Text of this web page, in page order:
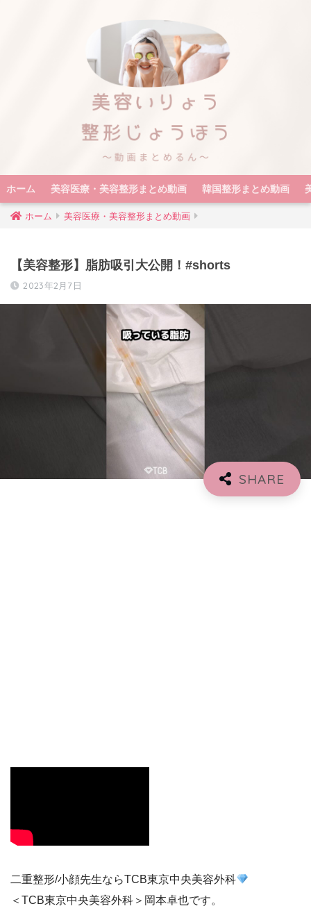
ホーム 美容医療・美容整形まとめ動画 韓国整形まとめ動画
ホーム 美容医療・美容整形まとめ動画
【美容整形】脂肪吸引大公開！#shorts
2023年2月7日
二重整形/小顔先生ならTCB東京中央美容外科
＜TCB東京中央美容外科＞岡本卓也です。